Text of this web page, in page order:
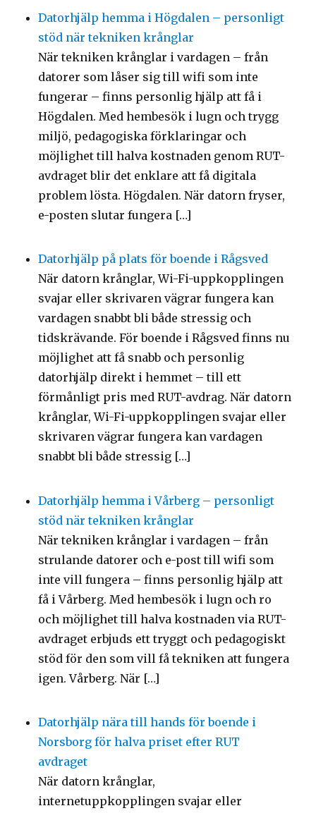
Datorhjälp hemma i Högdalen – personligt
stöd när tekniken krånglar
När tekniken krånglar i vardagen – från
datorer som låser sig till wifi som inte
fungerar – finns personlig hjälp att få i
Högdalen. Med hembesök i lugn och trygg
miljö, pedagogiska förklaringar och
möjlighet till halva kostnaden genom RUT-
avdraget blir det enklare att få digitala
problem lösta. Högdalen. När datorn fryser,
e-posten slutar fungera […]
Datorhjälp på plats för boende i Rågsved
När datorn krånglar, Wi-Fi-uppkopplingen
svajar eller skrivaren vägrar fungera kan
vardagen snabbt bli både stressig och
tidskrävande. För boende i Rågsved finns nu
möjlighet att få snabb och personlig
datorhjälp direkt i hemmet – till ett
förmånligt pris med RUT-avdrag. När datorn
krånglar, Wi-Fi-uppkopplingen svajar eller
skrivaren vägrar fungera kan vardagen
snabbt bli både stressig […]
Datorhjälp hemma i Vårberg – personligt
stöd när tekniken krånglar
När tekniken krånglar i vardagen – från
strulande datorer och e-post till wifi som
inte vill fungera – finns personlig hjälp att
få i Vårberg. Med hembesök i lugn och ro
och möjlighet till halva kostnaden via RUT-
avdraget erbjuds ett tryggt och pedagogiskt
stöd för den som vill få tekniken att fungera
igen. Vårberg. När […]
Datorhjälp nära till hands för boende i
Norsborg för halva priset efter RUT
avdraget
När datorn krånglar,
internetuppkopplingen svajar eller